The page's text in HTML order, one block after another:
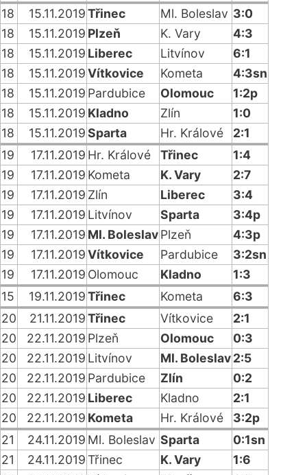
18
15.11.2019Třinec Ml. Boleslav 3:0
18
15.11.2019 Plzeň K. Vary
4:3
18
15.11.2019 Liberec Litvínov
6:1
18
15.11.2019Vítkovice Kometa
4:3sn
18
15.11.2019 Pardubice Olomouc
1:2p
18
15.11.2019 Kladno Zlín
1:0
18
15.11.2019Sparta Hr. Králové
2:1
19
17.11.2019 Hr. Králové Třinec
1:4
19
17.11.2019 Kometa K. Vary
2:7
19
17.11.2019 Zlín Liberec
3:4
19
17.11.2019 Litvínov Sparta
3:4p
19
17.11.2019 Ml. BoleslavPlzeň
4:3p
19
17.11.2019Vítkovice Pardubice
3:2sn
19
17.11.2019 Olomouc Kladno
1:3
15
19.11.2019Třinec Kometa
6:3
20
21.11.2019Třinec Vítkovice
2:1
20
22.11.2019 Plzeň Olomouc
0:3
20
22.11.2019 Litvínov Ml. Boleslav2:5
20
22.11.2019 Pardubice Zlín
0:2
20
22.11.2019 Liberec Kladno
2:1
20
22.11.2019 Kometa Hr. Králové
3:2p
21
24.11.2019 Ml. Boleslav Sparta
0:1sn
21
24.11.2019Třinec K. Vary
1:6